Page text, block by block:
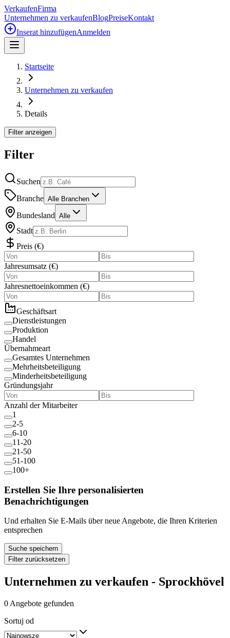
VerkaufenFirma
Unternehmen zu verkaufenBlogPreiseKontakt
Inserat hinzufügenAnmelden
Startseite
Unternehmen zu verkaufen
Details
Filter anzeigen
Filter
Suchen
Branche Alle Branchen
Bundesland Alle
Stadt
Preis (€)
Jahresumsatz (€)
Jahresnettoeinkommen (€)
Geschäftsart
Dienstleistungen
Produktion
Handel
Übernahmeart
Gesamtes Unternehmen
Mehrheitsbeteiligung
Minderheitsbeteiligung
Gründungsjahr
Anzahl der Mitarbeiter
1
2-5
6-10
11-20
21-50
51-100
100+
Erstellen Sie Ihre personalisierten
Benachrichtigungen
Und erhalten Sie E-Mails über neue Angebote, die Ihren Kriterien
entsprechen
Suche speichern
Filter zurücksetzen
Unternehmen zu verkaufen - Sprockhövel
0 Angebote gefunden
Sortuj od